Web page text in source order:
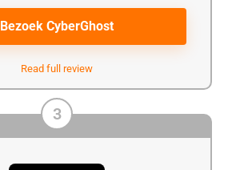
Bezoek CyberGhost
Read full review
3